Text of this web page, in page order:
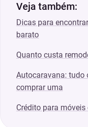
Veja também:
Dicas para
barato
Quanto custa
Autocaravana: tudo
comprar uma
Crédito para